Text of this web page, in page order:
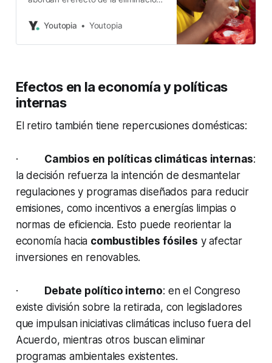
Ley de Transparencia Social. Hay
Youtopia Youtopia
Efectos en la economía y políticas
internas
El retiro también tiene repercusiones domésticas:
· Cambios en políticas climáticas internas:
la decisión refuerza la intención de desmantelar
regulaciones y programas diseñados para reducir
emisiones, como incentivos a energías limpias o
normas de eficiencia. Esto puede reorientar la
economía hacia combustibles fósiles y afectar
inversiones en renovables.
· Debate político interno: en el Congreso
existe división sobre la retirada, con legisladores
que impulsan iniciativas climáticas incluso fuera del
Acuerdo, mientras otros buscan eliminar
programas ambientales existentes.